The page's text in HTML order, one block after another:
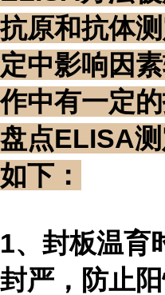
抗原和抗体
定中影响因
作中有一定
盘点ELISA
如下：
1、封板温育
封严，防止